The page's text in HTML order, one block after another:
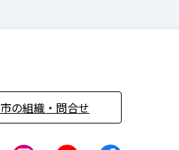
市の組織・問合せ